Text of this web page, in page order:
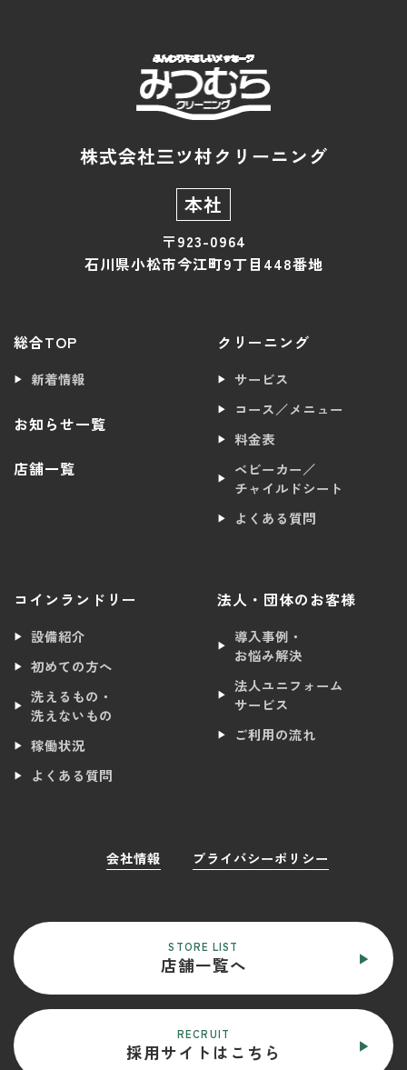
株式会社三ツ村クリーニング
本社
〒923-0964
石川県小松市今江町9丁目448番地
総合TOP
新着情報
お知らせ一覧
店舗一覧
クリーニング
サービス
コース／メニュー
料金表
ベビーカー／
チャイルドシート
よくある質問
コインランドリー
設備紹介
初めての方へ
洗えるもの・
洗えないもの
稼働状況
よくある質問
法人・団体のお客様
導入事例・
お悩み解決
法人ユニフォーム
サービス
ご利用の流れ
会社情報 プライバシーポリシー
STORE LIST
店舗一覧へ
RECRUIT
採用サイトはこちら